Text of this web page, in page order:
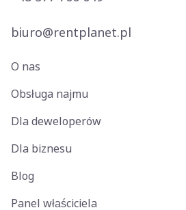
zarówno dla właściciela,
biuro@rentplanet.pl
O nas
Obsługa najmu
Dla deweloperów
Dla biznesu
Blog
Panel właściciela